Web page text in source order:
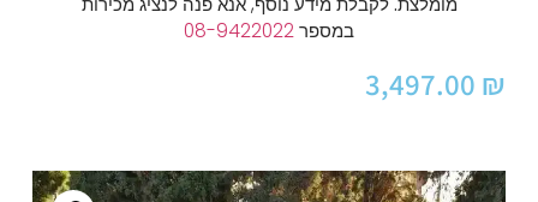
במספר08-9422022
3,497.00 ₪